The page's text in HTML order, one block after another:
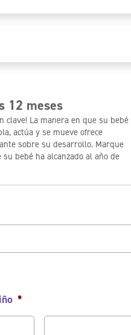
12 meses
clave! La manera en que su bebé
actúa y se mueve ofrece
sobre su desarrollo. Marque
bebé ha alcanzado al año de
*